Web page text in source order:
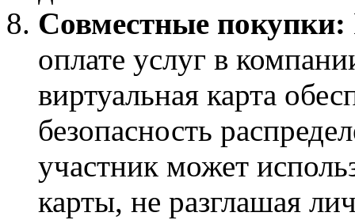
Совместные покупки:
оплате услуг в
виртуальная карта
безопасность
участник может
карты, не разглашая